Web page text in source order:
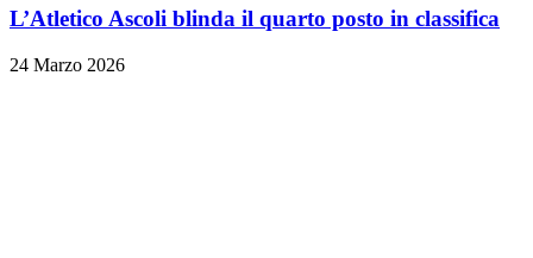
L’Atletico Ascoli blinda il quarto posto in classifica
24 Marzo 2026